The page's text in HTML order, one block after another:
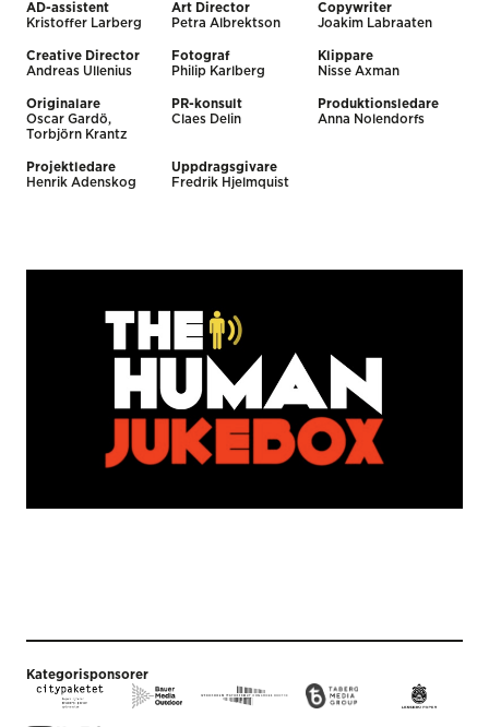
AD-assistent
Kristoffer Larberg
Art Director
Petra Albrektson
Copywriter
Joakim Labraaten
Creative Director
Andreas Ullenius
Fotograf
Philip Karlberg
Klippare
Nisse Axman
Originalare
Oscar Gardö,
Torbjörn Krantz
PR-konsult
Claes Delin
Produktionsledare
Anna Nolendorfs
Projektledare
Henrik Adenskog
Uppdragsgivare
Fredrik Hjelmquist
Kategorisponsorer